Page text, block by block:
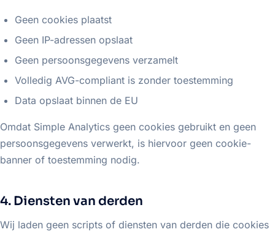
Geen cookies plaatst
Geen IP-adressen opslaat
Geen persoonsgegevens verzamelt
Volledig AVG-compliant is zonder toestemming
Data opslaat binnen de EU
Omdat Simple Analytics geen cookies gebruikt en geen
persoonsgegevens verwerkt, is hiervoor geen cookie-
banner of toestemming nodig.
4. Diensten van derden
Wij laden geen scripts of diensten van derden die cookies